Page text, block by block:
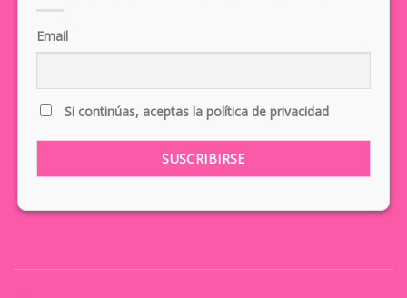
Email
Si continúas, aceptas la política de privacidad